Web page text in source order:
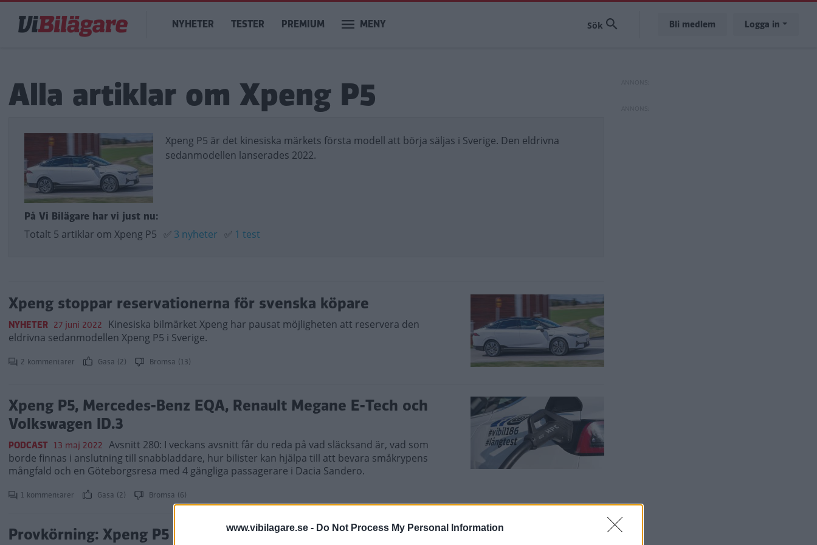
www.vibilagare.se - Do Not Process My Personal Information
huvudinnehåll
Main
navigation
NYHETER TESTER PREMIUM MENY Bli medlem Logga in
Alla artiklar om Xpeng P5
Xpeng P5 är det kinesiska märkets första modell att börja säljas i Sverige. Den eldrivna
sedanmodellen lanserades 2022.
På Vi Bilägare har vi just nu:
Totalt 5 artiklar om Xpeng P5 ✅ 3 nyheter ✅ 1 test
Xpeng stoppar reservationerna för svenska köpare
NYHETER 27 juni 2022 Kinesiska bilmärket Xpeng har pausat möjligheten att reservera den
eldrivna sedanmodellen Xpeng P5 i Sverige.
2 kommentarer Gasa (2) Bromsa (13)
Xpeng P5, Mercedes-Benz EQA, Renault Megane E-Tech och
Volkswagen ID.3
PODCAST 13 maj 2022 Avsnitt 280: I veckans avsnitt får du reda på vad släcksand är, vad som
borde finnas i anslutning till snabbladdare, hur bilister kan hjälpa till att bevara småkrypens
mångfald och en Göteborgsresa med 4 gängliga passagerare i Dacia Sandero.
1 kommentarer Gasa (2) Bromsa (6)
Provkörning: Xpeng P5 (2022)